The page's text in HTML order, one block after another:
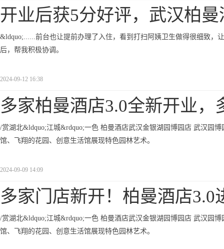
开业后获5分好评，武汉柏曼
&ldquo;......前台也让提前办理了入住，看到打扫阿姨卫生做得很细致，
后，帮我积极协调。
2024-09-12 16:38
多家柏曼酒店3.0全新开业，
/赏湖北&ldquo;江城&rdquo;一色 柏曼酒店武汉金银湖园博园店 武汉园
馆、飞翔的花园、创意生活馆展现特色园林艺术。
2024-09-09 14:09
多家门店新开！柏曼酒店3.0
/赏湖北&ldquo;江城&rdquo;一色 柏曼酒店武汉金银湖园博园店 武汉园
馆、飞翔的花园、创意生活馆展现特色园林艺术。